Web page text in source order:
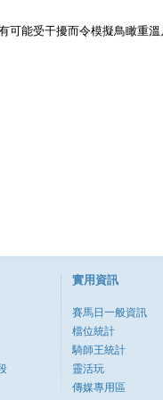
可能受干擾而令模擬鳥瞰重
實用資訊
賽馬日一般資訊
檔位統計
騎師王統計
靈活玩
傳媒專用區